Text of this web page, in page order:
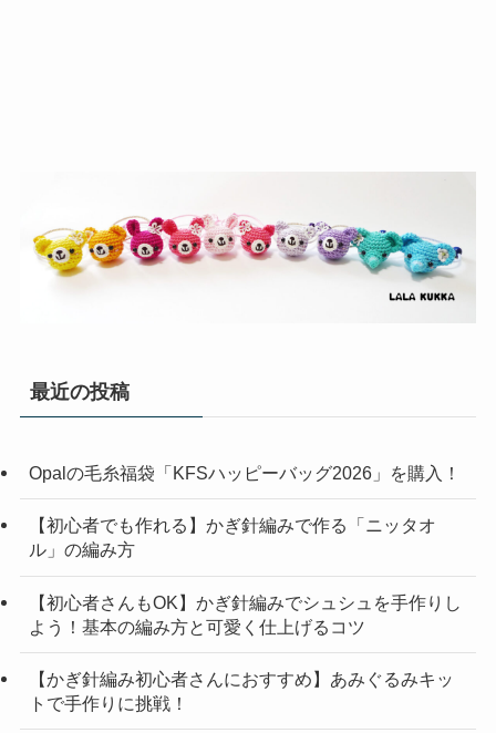
最近の投稿
Opalの毛糸福袋「KFSハッピーバッグ2026」を購入！
【初心者でも作れる】かぎ針編みで作る「ニッタオ
ル」の編み方
【初心者さんもOK】かぎ針編みでシュシュを手作りし
よう！基本の編み方と可愛く仕上げるコツ
【かぎ針編み初心者さんにおすすめ】あみぐるみキッ
トで手作りに挑戦！